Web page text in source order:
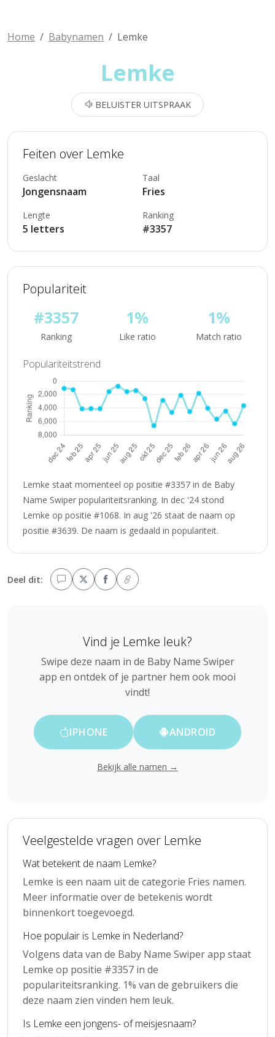
Home Babynamen Lemke
Lemke
BELUISTER UITSPRAAK
Feiten over Lemke
Geslacht
Jongensnaam
Taal
Fries
Lengte
5 letters
Ranking
#3357
Populariteit
#3357
Ranking
1%
Like ratio
1%
Match ratio
Populariteitstrend
Lemke staat momenteel op positie #3357 in de Baby
Name Swiper populariteitsranking. In dec '24 stond
Lemke op positie #1068. In aug '26 staat de naam op
positie #3639. De naam is gedaald in populariteit.
Deel dit:
Vind je Lemke leuk?
Swipe deze naam in de Baby Name Swiper
app en ontdek of je partner hem ook mooi
vindt!
IPHONE ANDROID
Bekijk alle namen →
Veelgestelde vragen over Lemke
Wat betekent de naam Lemke?
Lemke is een naam uit de categorie Fries namen.
Meer informatie over de betekenis wordt
binnenkort toegevoegd.
Hoe populair is Lemke in Nederland?
Volgens data van de Baby Name Swiper app staat
Lemke op positie #3357 in de
populariteitsranking. 1% van de gebruikers die
deze naam zien vinden hem leuk.
Is Lemke een jongens- of meisjesnaam?